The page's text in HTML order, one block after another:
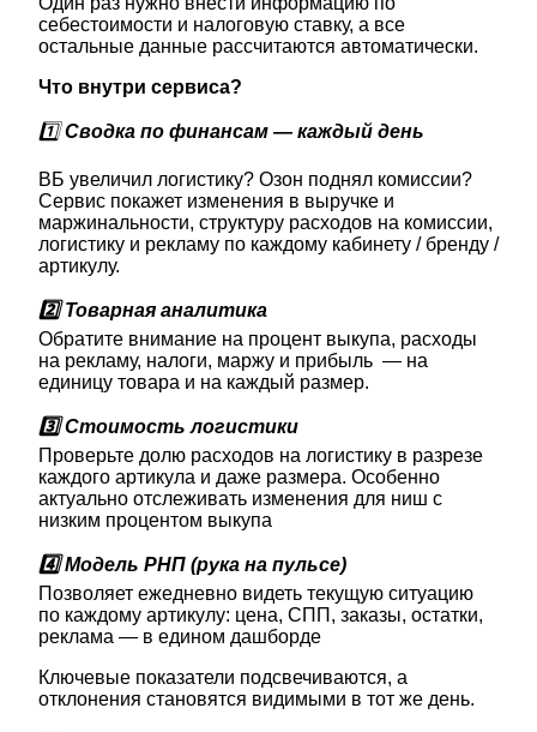
себестоимости и налоговую ставку, а все
остальные данные рассчитаются автоматически.
Что внутри сервиса?
1️⃣Сводка по финансам — каждый день
ВБ увеличил логистику? Озон поднял комиссии?
Сервис покажет изменения в выручке и
маржинальности, структуру расходов на комиссии,
логистику и рекламу по каждому кабинету / бренду /
артикулу.
2️⃣ Товарная аналитика
Обратите внимание на процент выкупа, расходы
на рекламу, налоги, маржу и прибыль — на
единицу товара и на каждый размер.
3️⃣ Стоимость логистики
Проверьте долю расходов на логистику в разрезе
каждого артикула и даже размера. Особенно
актуально отслеживать изменения для ниш с
низким процентом выкупа
4️⃣ Модель РНП (рука на пульсе)
Позволяет ежедневно видеть текущую ситуацию
по каждому артикулу: цена, СПП, заказы, остатки,
реклама — в едином дашборде
Ключевые показатели подсвечиваются, а
отклонения становятся видимыми в тот же день.